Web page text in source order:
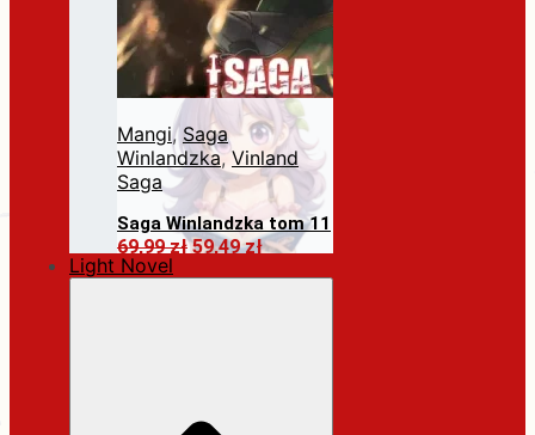
Mangi, Saga
Winlandzka, Vinland
Saga
Saga Winlandzka tom 11
69,99złPierwotna
59,49złAktualna
Dodaj do koszyka
Light Novel